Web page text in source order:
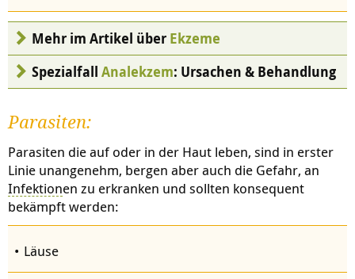
Mehr im Artikel über Ekzeme
Spezialfall Analekzem: Ursachen & Behandlung
Parasiten:
Parasiten die auf oder in der Haut leben, sind in erster
Linie unangenehm, bergen aber auch die Gefahr, an
Infektionen zu erkranken und sollten konsequent
bekämpft werden:
Läuse